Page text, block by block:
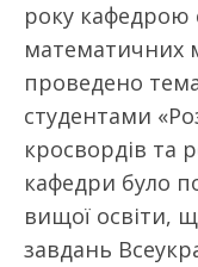
року кафедрою
математичних
проведено
студентами
кросвордів та
кафедри було
вищої освіти,
завдань